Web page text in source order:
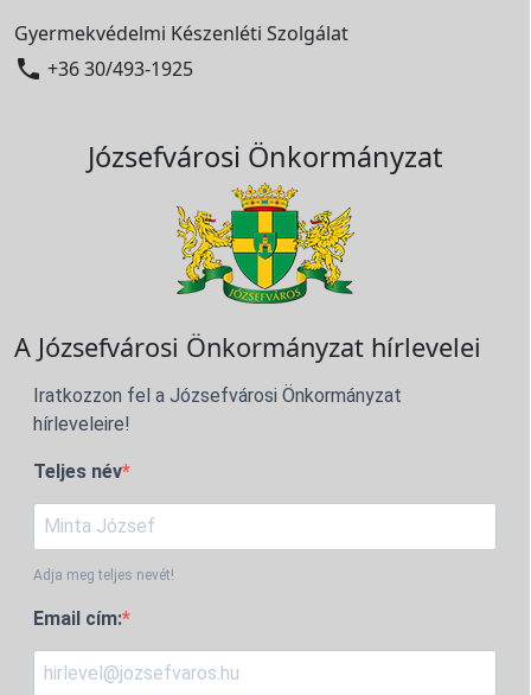
Gyermekvédelmi Készenléti Szolgálat
 +36 30/493-1925
Józsefvárosi Önkormányzat
A Józsefvárosi Önkormányzat hírlevelei
Iratkozzon fel a Józsefvárosi Önkormányzat
hírleveleire!
Teljes név
Adja meg teljes nevét!
Email cím: